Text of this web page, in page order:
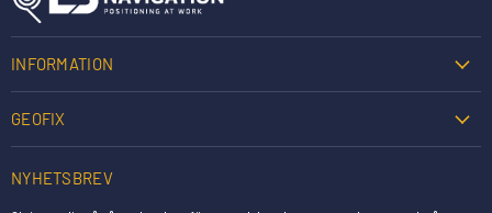
INFORMATION
GEOFIX
NYHETSBREV